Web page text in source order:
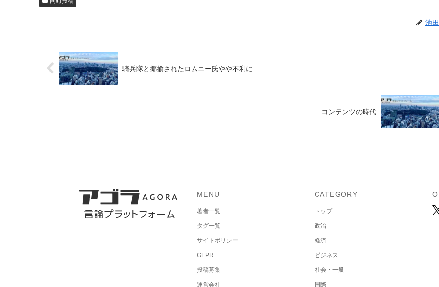
池
騎兵隊と揶揄されたロムニー氏やや不利に
コンテンツの時代
MENU
著者一覧
タグ一覧
サイトポリシー
GEPR
投稿募集
運営会社
CATEGORY
トップ
政治
経済
ビジネス
社会・一般
国際